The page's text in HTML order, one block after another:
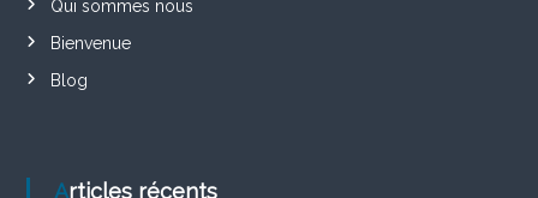
Qui sommes nous
Bienvenue
Blog
Articles récents